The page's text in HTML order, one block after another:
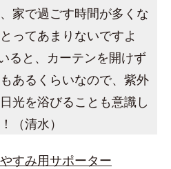
家で過ごす時間が多くな
ってあまりないですよ
ると、カーテンを開けず
あるくらいなので、紫外
光を浴びることも意識し
（清水）
すみ用サポーター